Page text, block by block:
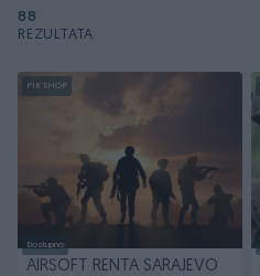
88
REZULTATA
PIK SHOP
Dostupno
AIRSOFT RENTA SARAJEVO